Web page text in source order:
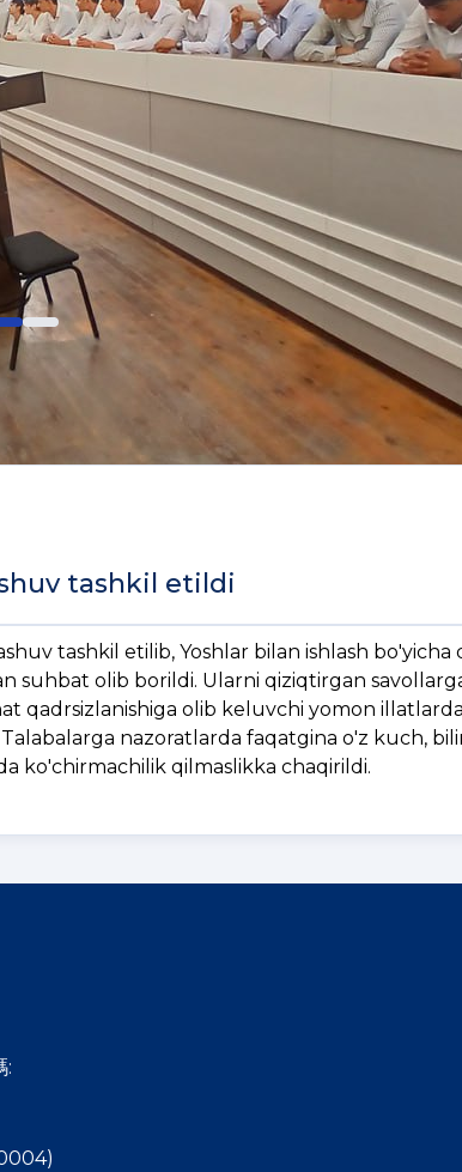
tashkil etildi
tashkil etilib, Yoshlar bilan ishlash bo'yicha
suhbat olib borildi. Ularni qiziqtirgan
qadrsizlanishiga olib keluvchi yomon
nazoratlarda faqatgina o'z kuch,
ko'chirmachilik qilmaslikka chaqirildi.
: